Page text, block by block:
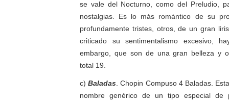
se vale del Nocturno, como del Preludio,
nostalgias. Es lo más romántico de su
profundamente tristes, otros, de un gran
criticado su sentimentalismo excesivo,
embargo, que son de una gran belleza y
total 19.
c)Baladas . Chopin Compuso 4 Baladas.
nombre genérico de un tipo especial de